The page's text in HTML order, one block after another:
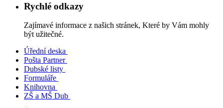
Rychlé odkazy
Zajímavé informace z našich stránek, Které by Vám mohly
být užitečné.
Úřední deska
Pošta Partner
Dubské listy
Formuláře
Knihovna
ZŠ a MŠ Dub